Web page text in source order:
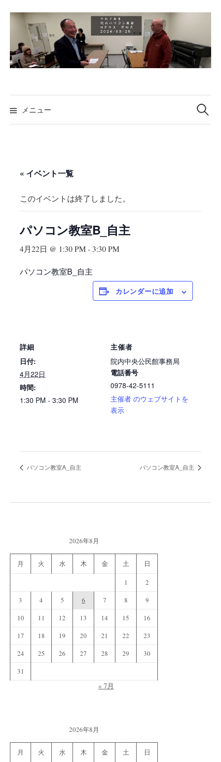
ン
ツ
ッ
プ
メニュー
検
索:
« イベント一覧
このイベントは終了しました。
パソコン教室B_自主
4月22日 @ 1:30 PM- 3:30 PM
パソコン教室B_自主
カレンダーに追加
詳細
日付:
4月22日
時間:
1:30 PM - 3:30 PM
主催者
院内中央公民館事務局
電話番号
0978-42-5111
主催者 のウェブサイトを
表示
パソコン教室A_自主 パソコン教室A_自主
2026年8月
月 火 水 木 金 土 日
1
2
3
4 5 6 7 8
9
10
11 12 13 14 15
16
17
18 19 20 21 22
23
24
25 26 27 28 29
30
31
« 7月
2026年8月
月 火 水 木 金 土 日